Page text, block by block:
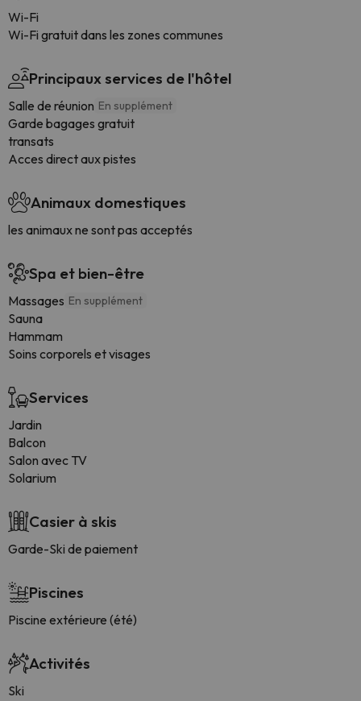
Wi-Fi
Wi-Fi gratuit dans les zones communes
Principaux services de l'hôtel
Salle de réunion En supplément
Garde bagages gratuit
transats
Acces direct aux pistes
Animaux domestiques
les animaux ne sont pas acceptés
Spa et bien-être
Massages En supplément
Sauna
Hammam
Soins corporels et visages
Services
Jardin
Balcon
Salon avec TV
Solarium
Casier à skis
Garde-Ski de paiement
Piscines
Piscine extérieure (été)
Activités
Ski